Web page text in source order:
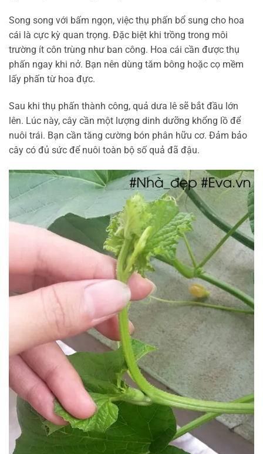
Song song với bấm ngọn, việc thụ phấn bổ sung cho hoa
cái là cực kỳ quan trọng. Đặc biệt khi trồng trong môi
trường ít côn trùng như ban công. Hoa cái cần được thụ
phấn ngay khi nở. Bạn nên dùng tăm bông hoặc cọ mềm
lấy phấn từ hoa đực.
Sau khi thụ phấn thành công, quả dưa lê sẽ bắt đầu lớn
lên. Lúc này, cây cần một lượng dinh dưỡng khổng lồ để
nuôi trái. Bạn cần tăng cường bón phân hữu cơ. Đảm bảo
cây có đủ sức để nuôi toàn bộ số quả đã đậu.